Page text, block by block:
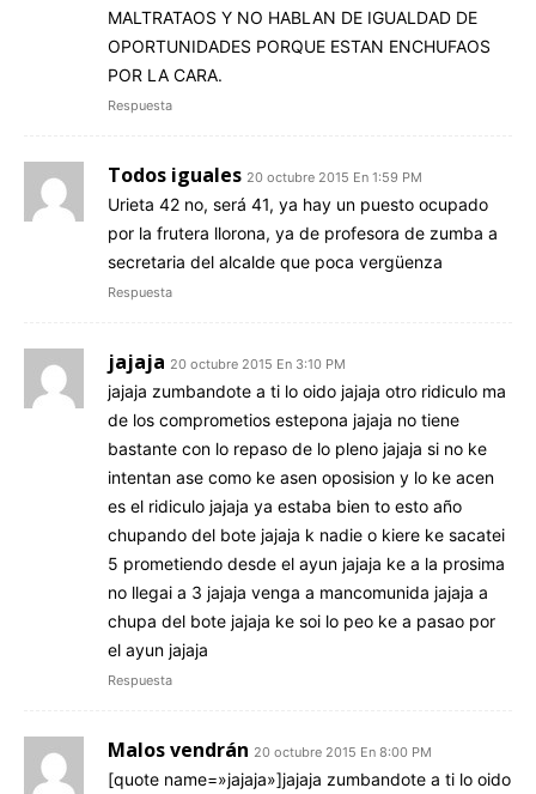
MALTRATAOS Y NO HABLAN DE IGUALDAD DE
OPORTUNIDADES PORQUE ESTAN ENCHUFAOS
POR LA CARA.
Respuesta
Todos iguales 20 octubre 2015 En 1:59 PM
Urieta 42 no, será 41, ya hay un puesto ocupado
por la frutera llorona, ya de profesora de zumba a
secretaria del alcalde que poca vergüenza
Respuesta
jajaja 20 octubre 2015 En 3:10 PM
jajaja zumbandote a ti lo oido jajaja otro ridiculo ma
de los comprometios estepona jajaja no tiene
bastante con lo repaso de lo pleno jajaja si no ke
intentan ase como ke asen oposision y lo ke acen
es el ridiculo jajaja ya estaba bien to esto año
chupando del bote jajaja k nadie o kiere ke sacatei
5 prometiendo desde el ayun jajaja ke a la prosima
no llegai a 3 jajaja venga a mancomunida jajaja a
chupa del bote jajaja ke soi lo peo ke a pasao por
el ayun jajaja
Respuesta
Malos vendrán 20 octubre 2015 En 8:00 PM
[quote name=»jajaja»]jajaja zumbandote a ti lo oido